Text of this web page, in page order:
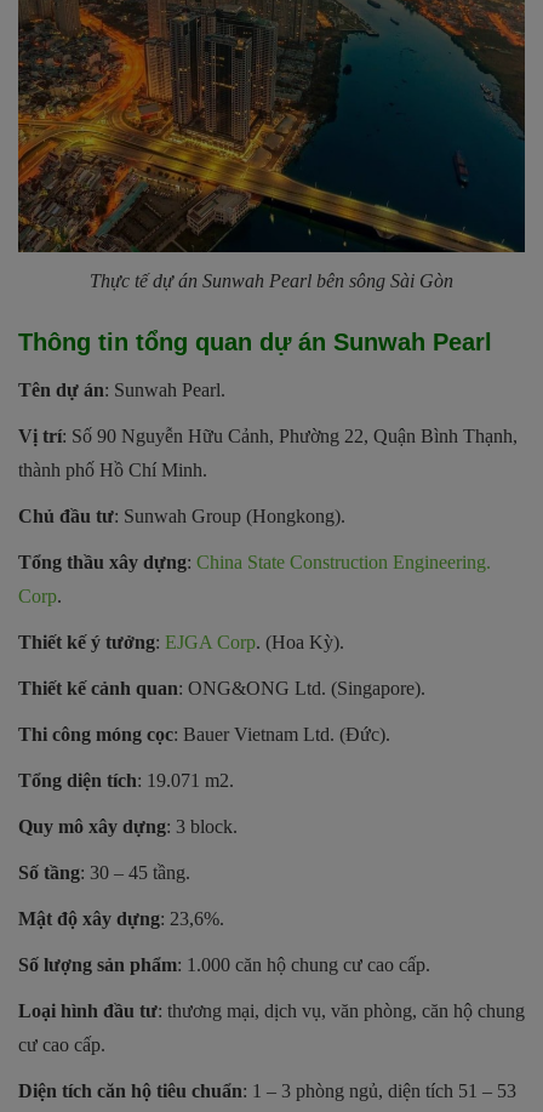
Thực tế dự án Sunwah Pearl bên sông Sài Gòn
Thông tin tổng quan dự án Sunwah Pearl
Tên dự án: Sunwah Pearl.
Vị trí: Số 90 Nguyễn Hữu Cảnh, Phường 22, Quận Bình Thạnh,
thành phố Hồ Chí Minh.
Chủ đầu tư: Sunwah Group (Hongkong).
Tổng thầu xây dựng: China State Construction Engineering.
Corp.
Thiết kế ý tưởng: EJGA Corp. (Hoa Kỳ).
Thiết kế cảnh quan: ONG&ONG Ltd. (Singapore).
Thi công móng cọc: Bauer Vietnam Ltd. (Đức).
Tổng diện tích: 19.071 m2.
Quy mô xây dựng: 3 block.
Số tầng: 30 – 45 tầng.
Mật độ xây dựng: 23,6%.
Số lượng sản phẩm: 1.000 căn hộ chung cư cao cấp.
Loại hình đầu tư: thương mại, dịch vụ, văn phòng, căn hộ chung
cư cao cấp.
Diện tích căn hộ tiêu chuẩn: 1 – 3 phòng ngủ, diện tích 51 – 53